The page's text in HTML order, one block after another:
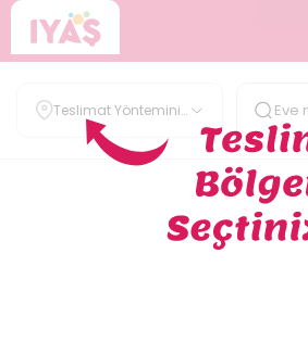
Teslimat Yöntemini
Belirle